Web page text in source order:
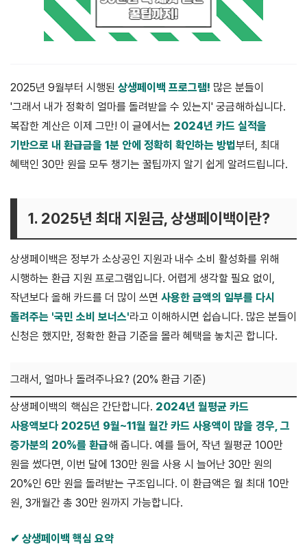
2025년 9월부터 시행된 상생페이백 프로그램! 많은 분들이
'그래서 내가 정확히 얼마를 돌려받을 수 있는지' 궁금해하십니다.
복잡한 계산은 이제 그만! 이 글에서는 2024년 카드 실적을
기반으로 내 환급금을 1분 안에 정확히 확인하는 방법부터, 최대
혜택인 30만 원을 모두 챙기는 꿀팁까지 알기 쉽게 알려드립니다.
1. 2025년 최대 지원금, 상생페이백이란?
상생페이백은 정부가 소상공인 지원과 내수 소비 활성화를 위해
시행하는 환급 지원 프로그램입니다. 어렵게 생각할 필요 없이,
작년보다 올해 카드를 더 많이 쓰면 사용한 금액의 일부를 다시
돌려주는 '국민 소비 보너스'라고 이해하시면 쉽습니다. 많은 분들이
신청은 했지만, 정확한 환급 기준을 몰라 혜택을 놓치곤 합니다.
그래서, 얼마나 돌려주나요? (20% 환급 기준)
상생페이백의 핵심은 간단합니다. 2024년 월평균 카드
사용액보다 2025년 9월~11월 월간 카드 사용액이 많을 경우, 그
증가분의 20%를 환급해 줍니다. 예를 들어, 작년 월평균 100만
원을 썼다면, 이번 달에 130만 원을 사용 시 늘어난 30만 원의
20%인 6만 원을 돌려받는 구조입니다. 이 환급액은 월 최대 10만
원, 3개월간 총 30만 원까지 가능합니다.
✔ 상생페이백 핵심 요약